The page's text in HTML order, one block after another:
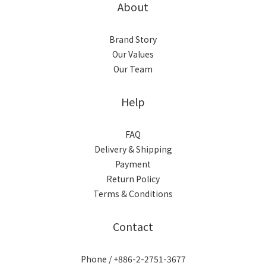
About
Brand Story
Our Values
Our Team
Help
FAQ
Delivery & Shipping
Payment
Return Policy
Terms & Conditions
Contact
Phone / +886-2-2751-3677